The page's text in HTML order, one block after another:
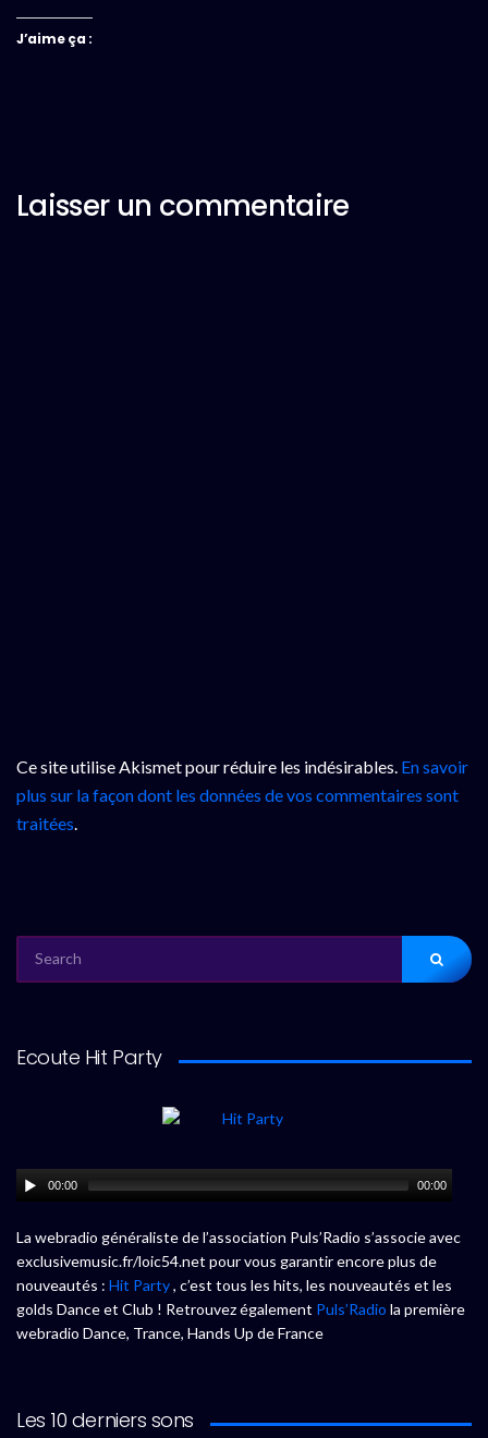
J’aime ça :
Laisser un commentaire
Ce site utilise Akismet pour réduire les indésirables. En savoir
plus sur la façon dont les données de vos commentaires sont
traitées.
FOR:
Ecoute Hit Party
00:00 00:00
La webradio généraliste de l’association Puls’Radio s’associe avec
exclusivemusic.fr/loic54.net pour vous garantir encore plus de
nouveautés : Hit Party, c’est tous les hits, les nouveautés et les
golds Dance et Club ! Retrouvez également Puls’Radio la première
webradio Dance, Trance, Hands Up de France
Les 10 derniers sons